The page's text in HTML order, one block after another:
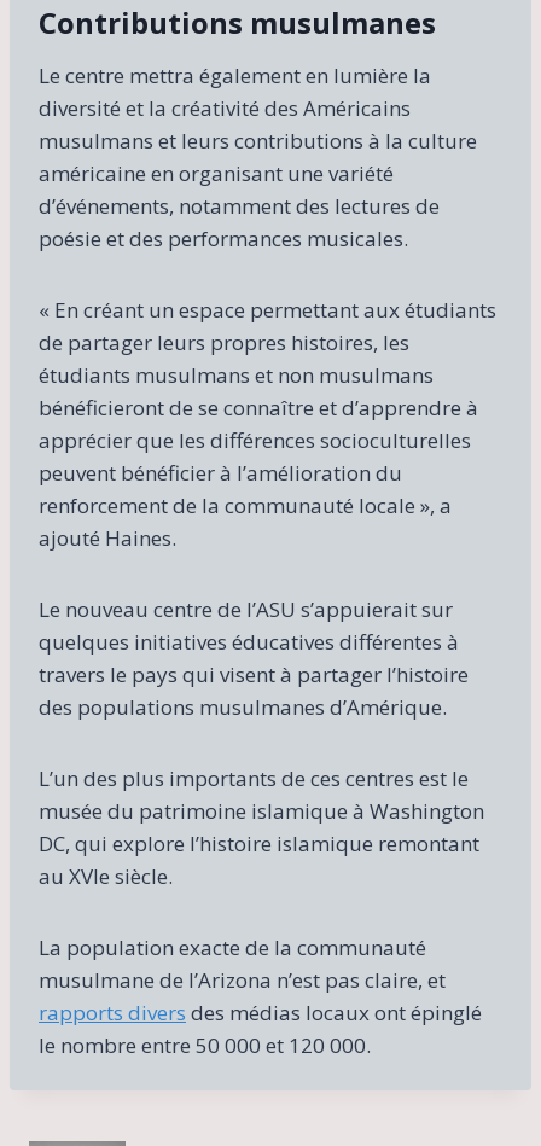
Contributions musulmanes
Le centre mettra également en lumière la
diversité et la créativité des Américains
musulmans et leurs contributions à la culture
américaine en organisant une variété
d’événements, notamment des lectures de
poésie et des performances musicales.
« En créant un espace permettant aux étudiants
de partager leurs propres histoires, les
étudiants musulmans et non musulmans
bénéficieront de se connaître et d’apprendre à
apprécier que les différences socioculturelles
peuvent bénéficier à l’amélioration du
renforcement de la communauté locale », a
ajouté Haines.
Le nouveau centre de l’ASU s’appuierait sur
quelques initiatives éducatives différentes à
travers le pays qui visent à partager l’histoire
des populations musulmanes d’Amérique.
L’un des plus importants de ces centres est le
musée du patrimoine islamique à Washington
DC, qui explore l’histoire islamique remontant
au XVIe siècle.
La population exacte de la communauté
musulmane de l’Arizona n’est pas claire, et
rapports divers des médias locaux ont épinglé
le nombre entre 50 000 et 120 000.